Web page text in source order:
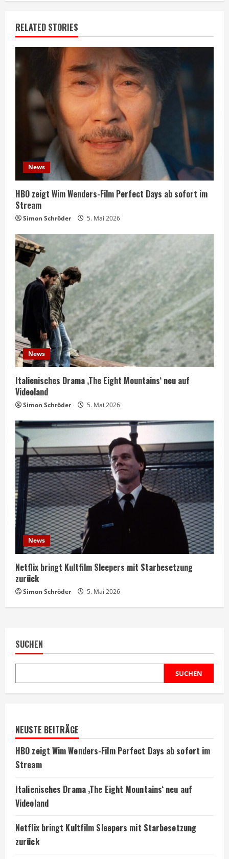
RELATED STORIES
News
HBO zeigt Wim Wenders-Film Perfect Days ab sofort im
Stream
Simon Schröder 5. Mai 2026
News
Italienisches Drama ‚The Eight Mountains‘ neu auf
Videoland
Simon Schröder 5. Mai 2026
News
Netflix bringt Kultfilm Sleepers mit Starbesetzung
zurück
Simon Schröder 5. Mai 2026
SUCHEN
SUCHEN
NEUSTE BEITRÄGE
HBO zeigt Wim Wenders-Film Perfect Days ab sofort im
Stream
Italienisches Drama ‚The Eight Mountains‘ neu auf
Videoland
Netflix bringt Kultfilm Sleepers mit Starbesetzung
zurück